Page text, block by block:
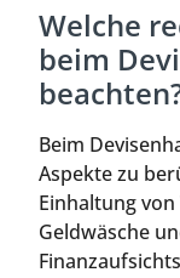
Welche
beim
Beim
Aspekte zu
Einhaltung
Geldwäsche